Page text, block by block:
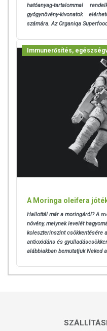
hatóanyag-tartalommal
gyógynövény-kivonatok
számára. Az Organiqa
Immunerősítés,
A Moringa oleifera
Hallottál már a moringáról? A
növény, melynek levelét
koleszterinszint csökkentésére
antioxidáns és
alábbiakban bemutatjuk Neked